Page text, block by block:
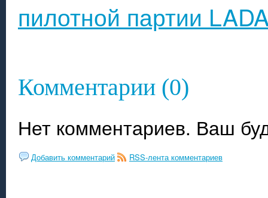
пилотной партии
Комментарии (0)
Нет комментариев. Ваш
Добавить комментарий RSS-лента комментариев